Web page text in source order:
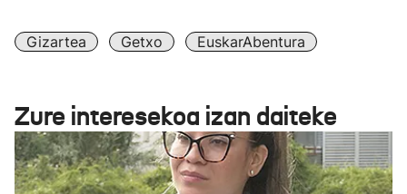
Gizartea Getxo EuskarAbentura
Zure interesekoa izan daiteke